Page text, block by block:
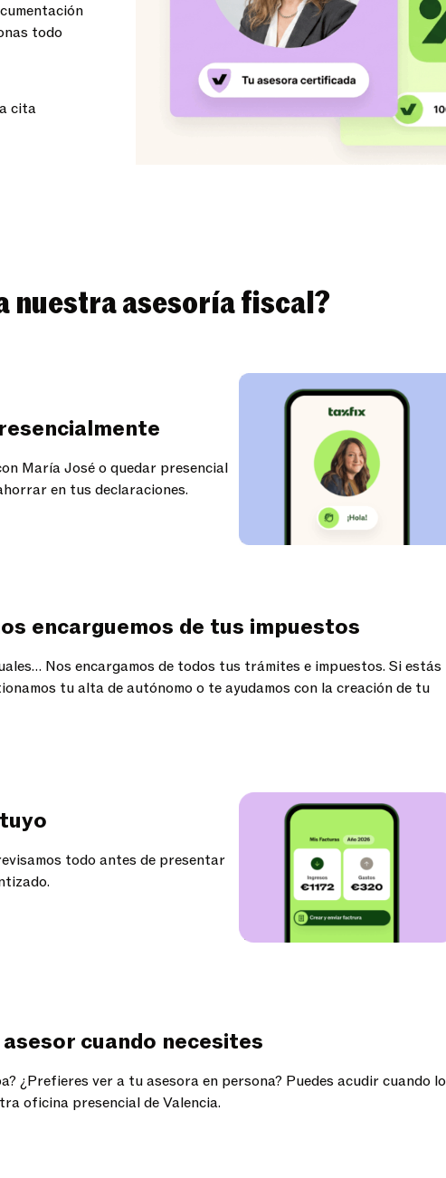
todo
cita
nuestra asesoría fiscal?
María José o quedar presencial
en tus declaraciones.
encarguemos de tus impuestos
Nos encargamos de todos tus trámites e impuestos. Si estás
tu alta de autónomo o te ayudamos con la creación de tu
todo antes de presentar
cuando necesites
¿Prefieres ver a tu asesora en persona? Puedes acudir cuando lo
oficina presencial de Valencia.